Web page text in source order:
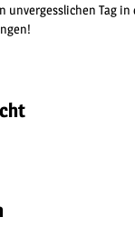
unvergesslichen Tag in